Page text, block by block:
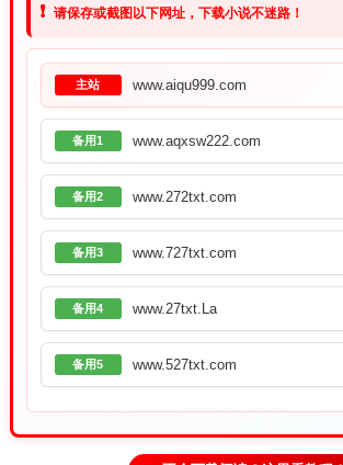
❗ 请保存或截图以下网址，下载小说不迷路！
主站 www.aiqu999.com
备用1 www.aqxsw222.com
备用2 www.272txt.com
备用3 www.727txt.com
备用4 www.27txt.La
备用5 www.527txt.com